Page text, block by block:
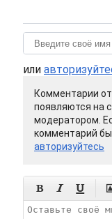
или
Комментарии
появляются на
модератором.
комментарий
авторизуйтесь
  